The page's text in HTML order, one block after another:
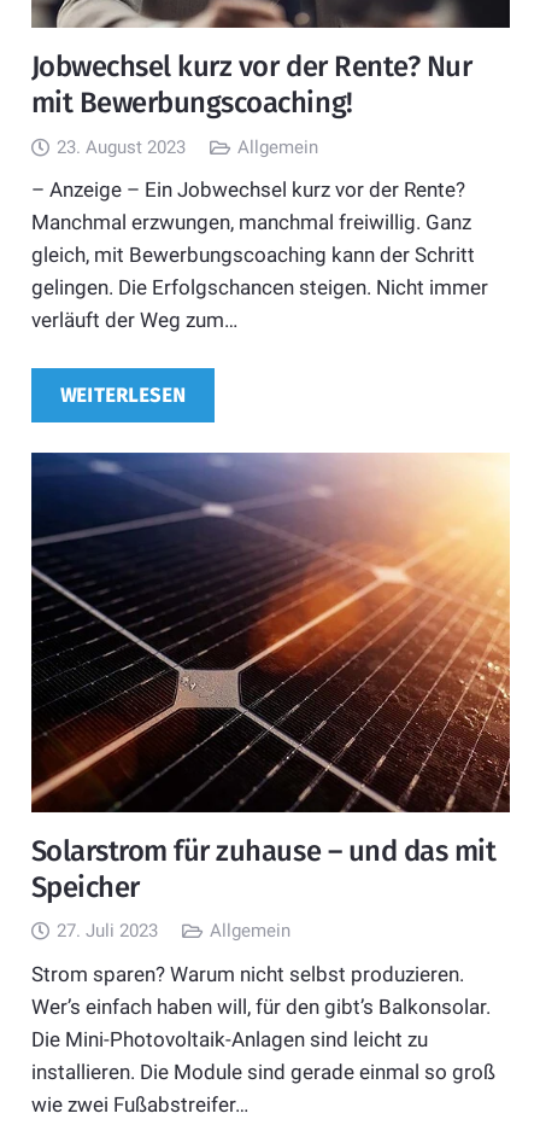
Jobwechsel kurz vor der Rente? Nur
mit Bewerbungscoaching!
23. August 2023 Allgemein
– Anzeige – Ein Jobwechsel kurz vor der Rente?
Manchmal erzwungen, manchmal freiwillig. Ganz
gleich, mit Bewerbungscoaching kann der Schritt
gelingen. Die Erfolgschancen steigen. Nicht immer
verläuft der Weg zum…
WEITERLESEN
Solarstrom für zuhause – und das mit
Speicher
27. Juli 2023 Allgemein
Strom sparen? Warum nicht selbst produzieren.
Wer’s einfach haben will, für den gibt’s Balkonsolar.
Die Mini-Photovoltaik-Anlagen sind leicht zu
installieren. Die Module sind gerade einmal so groß
wie zwei Fußabstreifer…